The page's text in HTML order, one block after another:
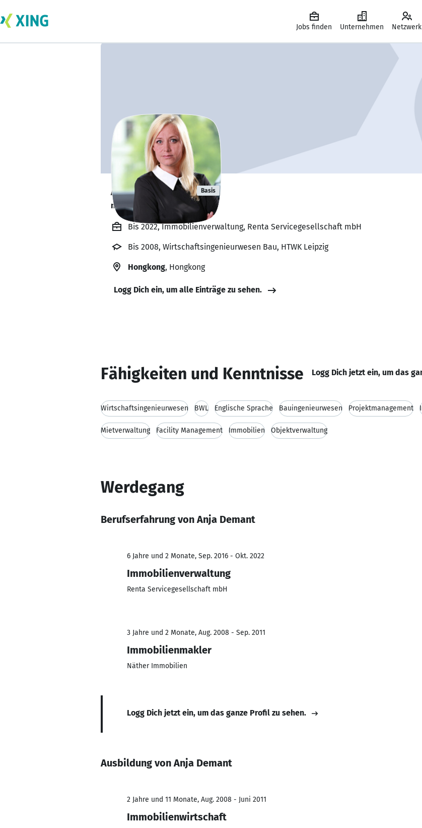
Jobs finden Unternehmen Netzwerk
Anja Demant Basis
macht ein Sabbatical.
Bis 2022, Immobilienverwaltung, Renta Servicegesellschaft mbH
Bis 2008, Wirtschaftsingenieurwesen Bau, HTWK Leipzig
Hongkong, Hongkong
Logg Dich ein, um alle Einträge zu sehen.
Fähigkeiten und Kenntnisse Logg Dich jetzt ein, um das
Wirtschaftsingenieurwesen BWL Englische Sprache Bauingenieurwesen Projektmanagement
Mietverwaltung Facility Management Immobilien Objektverwaltung
Werdegang
Berufserfahrung von Anja Demant
6 Jahre und 2 Monate, Sep. 2016 - Okt. 2022
Immobilienverwaltung
Renta Servicegesellschaft mbH
3 Jahre und 2 Monate, Aug. 2008 - Sep. 2011
Immobilienmakler
Näther Immobilien
Logg Dich jetzt ein, um das ganze Profil zu sehen.
Ausbildung von Anja Demant
2 Jahre und 11 Monate, Aug. 2008 - Juni 2011
Immobilienwirtschaft